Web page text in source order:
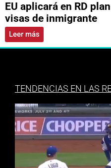
EU aplicará en RD
visas de inmigrante
Leer más
TENDENCIAS EN LAS